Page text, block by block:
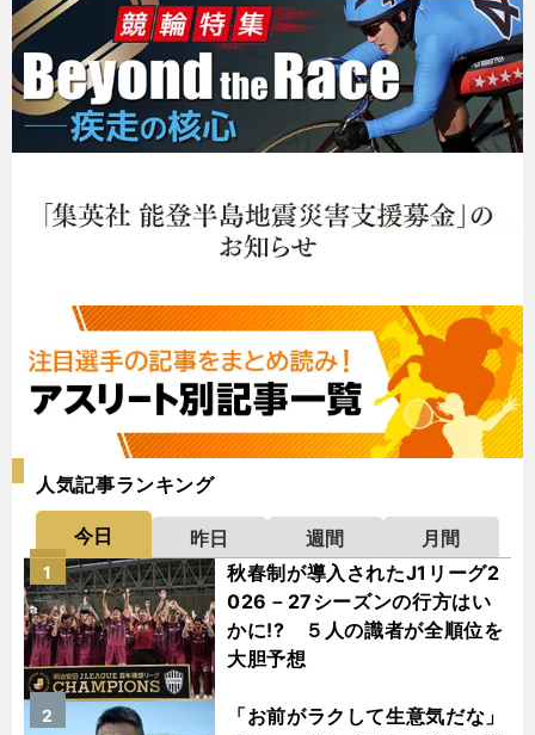
人気記事ランキング
今日 昨日 週間
月間
秋春制が導入されたJ1リーグ2
026－27シーズンの行方はい
かに!? ５人の識者が全順位を
大胆予想
1
「お前がラクして生意気だな」
2